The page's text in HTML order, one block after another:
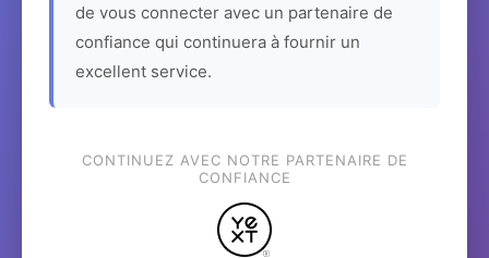
de vous connecter avec un partenaire de
confiance qui continuera à fournir un
excellent service.
CONTINUEZ AVEC NOTRE PARTENAIRE DE
CONFIANCE